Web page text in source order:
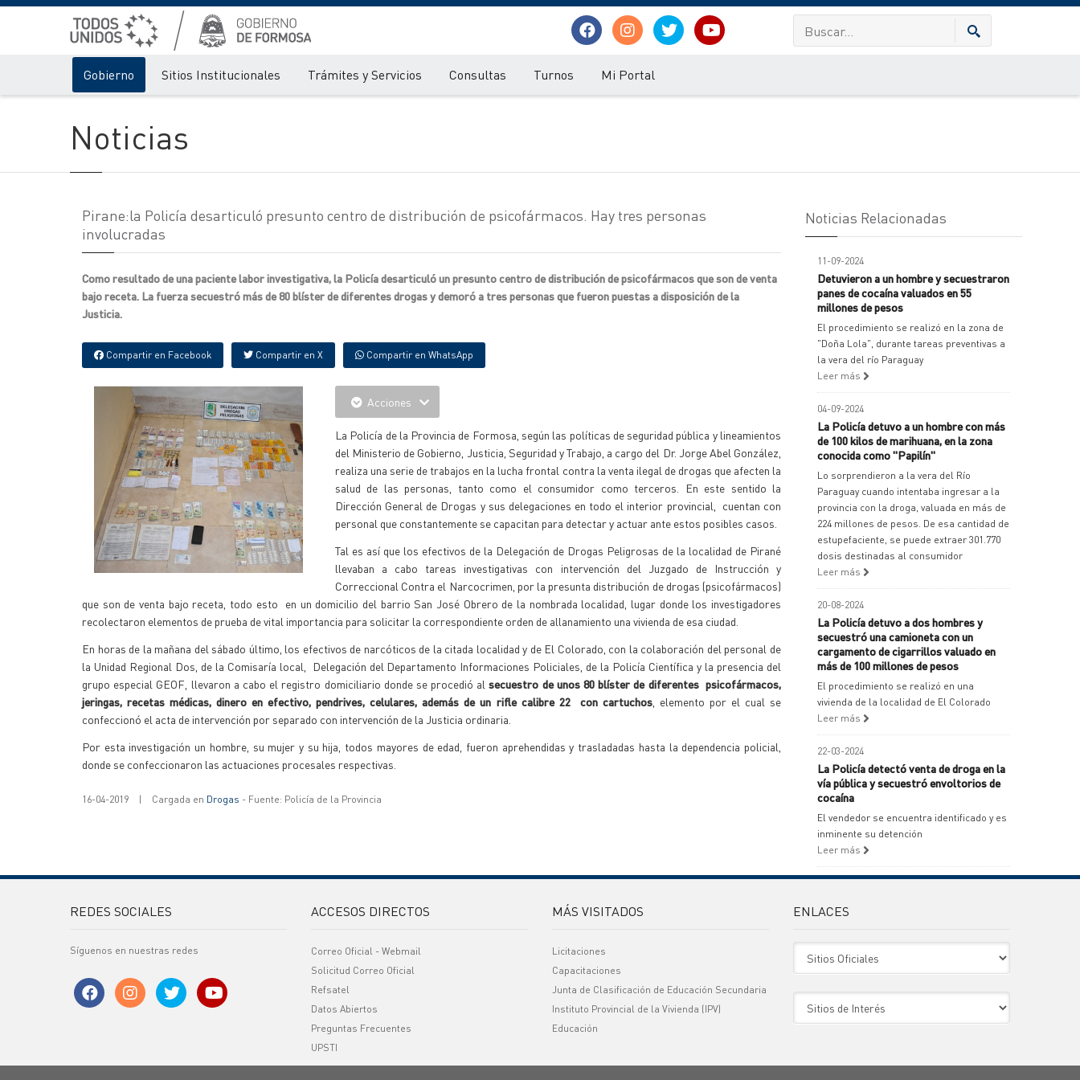
Gobierno Sitios Institucionales Trámites y Servicios Consultas Turnos Mi Portal
Noticias
Pirane:la Policía desarticuló presunto centro de distribución de psicofármacos. Hay tres personas
involucradas
Como resultado de una paciente labor investigativa, la Policía desarticuló un presunto centro de distribución de psicofármacos que son de venta
bajo receta. La fuerza secuestró más de 80 blíster de diferentes drogas y demoró a tres personas que fueron puestas a disposición de la
Justicia.
Compartir en Facebook Compartir en X Compartir en WhatsApp
Acciones
La Policía de la Provincia de Formosa, según las políticas de seguridad pública y lineamientos
del Ministerio de Gobierno, Justicia, Seguridad y Trabajo, a cargo del Dr. Jorge Abel González,
realiza una serie de trabajos en la lucha frontal contra la venta ilegal de drogas que afecten la
salud de las personas, tanto como el consumidor como terceros. En este sentido la
Dirección General de Drogas y sus delegaciones en todo el interior provincial, cuentan con
personal que constantemente se capacitan para detectar y actuar ante estos posibles casos.
Tal es así que los efectivos de la Delegación de Drogas Peligrosas de la localidad de Pirané
llevaban a cabo tareas investigativas con intervención del Juzgado de Instrucción y
Correccional Contra el Narcocrimen, por la presunta distribución de drogas (psicofármacos)
que son de venta bajo receta, todo esto en un domicilio del barrio San José Obrero de la nombrada localidad, lugar donde los investigadores
recolectaron elementos de prueba de vital importancia para solicitar la correspondiente orden de allanamiento una vivienda de esa ciudad.
En horas de la mañana del sábado último, los efectivos de narcóticos de la citada localidad y de El Colorado, con la colaboración del personal de
la Unidad Regional Dos, de la Comisaría local, Delegación del Departamento Informaciones Policiales, de la Policía Científica y la presencia del
grupo especial GEOF, llevaron a cabo el registro domiciliario donde se procedió alsecuestro de unos 80 blíster de diferentes psicofármacos,
jeringas, recetas médicas, dinero en efectivo, pendrives, celulares, además de un rifle calibre 22 con cartuchos, elemento por el cual se
confeccionó el acta de intervención por separado con intervención de la Justicia ordinaria.
Por esta investigación un hombre, su mujer y su hija, todos mayores de edad, fueron aprehendidas y trasladadas hasta la dependencia policial,
donde se confeccionaron las actuaciones procesales respectivas.
16-04-2019 | Cargada en Drogas - Fuente: Policía de la Provincia
Noticias Relacionadas
11-09-2024
Detuvieron a un hombre y secuestraron
panes de cocaína valuados en 55
millones de pesos
El procedimiento se realizó en la zona de
"Doña Lola", durante tareas preventivas a
la vera del río Paraguay
Leer más
04-09-2024
La Policía detuvo a un hombre con más
de 100 kilos de marihuana, en la zona
conocida como "Papilín"
Lo sorprendieron a la vera del Río
Paraguay cuando intentaba ingresar a la
provincia con la droga, valuada en más de
224 millones de pesos. De esa cantidad de
estupefaciente, se puede extraer 301.770
dosis destinadas al consumidor
Leer más
20-08-2024
La Policía detuvo a dos hombres y
secuestró una camioneta con un
cargamento de cigarrillos valuado en
más de 100 millones de pesos
El procedimiento se realizó en una
vivienda de la localidad de El Colorado
Leer más
22-03-2024
La Policía detectó venta de droga en la
vía pública y secuestró envoltorios de
cocaína
El vendedor se encuentra identificado y es
inminente su detención
Leer más
REDES SOCIALES
Síguenos en nuestras redes
ACCESOS DIRECTOS
Correo Oficial - Webmail
Solicitud Correo Oficial
Refsatel
Datos Abiertos
Preguntas Frecuentes
UPSTI
MÁS VISITADOS
Licitaciones
Capacitaciones
Junta de Clasificación de Educación Secundaria
Instituto Provincial de la Vivienda (IPV)
Educación
ENLACES